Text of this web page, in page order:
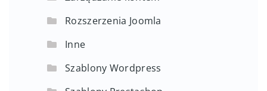
Rozszerzenia Joomla
Inne
Szablony Wordpress